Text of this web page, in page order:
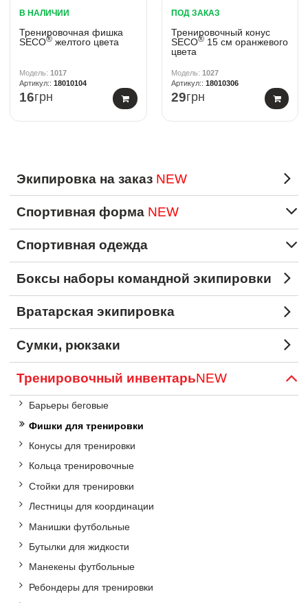
В НАЛИЧИИ
Тренировочная фишка
SECO® желтого цвета
1017
18010104
16грн
ПОД ЗАКАЗ
Тренировочный конус
SECO®15 см оранжевого
цвета
1027
18010306
29грн
Экипировка на заказ NEW
Спортивная форма NEW
Спортивная одежда
Боксы наборы командной экипировки
Вратарская экипировка
Сумки, рюкзаки
Тренировочный инвентарьNEW
Барьеры беговые
Фишки для тренировки
Конусы для тренировки
Кольца тренировочные
Стойки для тренировки
Лестницы для координации
Манишки футбольные
Бутылки для жидкости
Манекены футбольные
Ребондеры для тренировки